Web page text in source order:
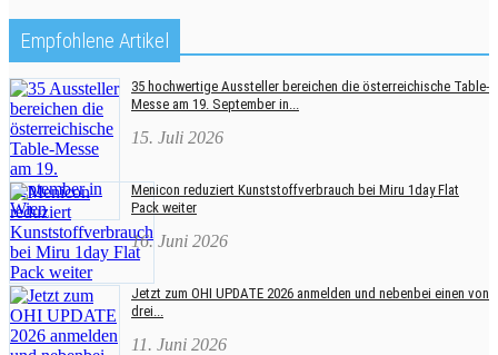
Empfohlene Artikel
35 hochwertige Aussteller bereichen die österreichische Table-
Messe am 19. September in...
15. Juli 2026
Menicon reduziert Kunststoffverbrauch bei Miru 1day Flat
Pack weiter
16. Juni 2026
Jetzt zum OHI UPDATE 2026 anmelden und nebenbei einen von
drei...
11. Juni 2026